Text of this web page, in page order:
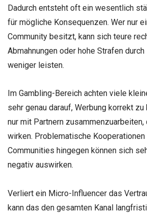
Dadurch entsteht oft ein wesentlich
für mögliche Konsequenzen. Wer nur
Community besitzt, kann sich teure
Abmahnungen oder hohe Strafen
weniger leisten.
Im Gambling-Bereich achten viele
sehr genau darauf, Werbung korrekt zu
nur mit Partnern
wirken. Problematische
Communities hingegen können sich
negativ auswirken.
Verliert ein Micro-Influencer das
kann das den gesamten Kanal